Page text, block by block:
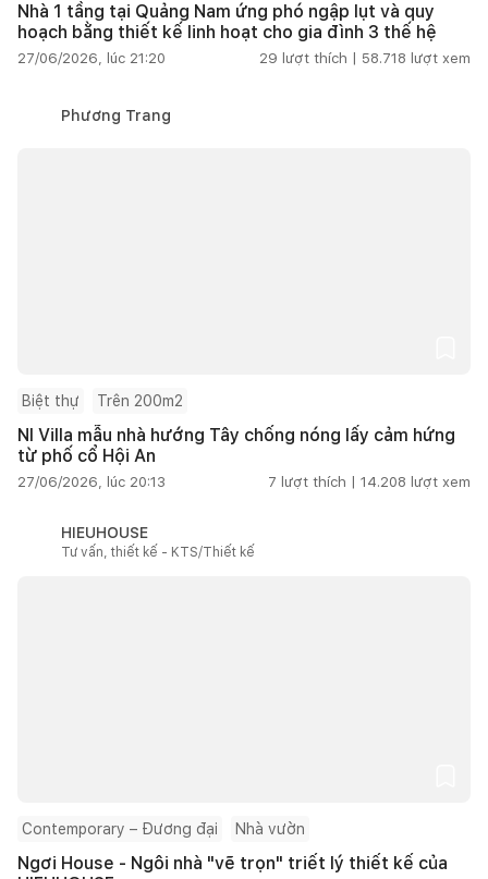
Nhà 1 tầng tại Quảng Nam ứng phó ngập lụt và quy
hoạch bằng thiết kế linh hoạt cho gia đình 3 thế hệ
27/06/2026, lúc 21:20 29 lượt thích | 58.718 lượt xem
Phương Trang
Biệt thự Trên 200m2
NI Villa mẫu nhà hướng Tây chống nóng lấy cảm hứng
từ phố cổ Hội An
27/06/2026, lúc 20:13 7 lượt thích | 14.208 lượt xem
HIEUHOUSE
Tư vấn, thiết kế - KTS/Thiết kế
Contemporary – Đương đại Nhà vườn
Ngơi House - Ngôi nhà "vẽ trọn" triết lý thiết kế của